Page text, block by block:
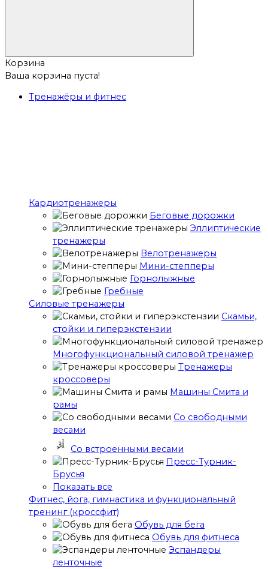
Корзина
Ваша корзина пуста!
Тренажёры и фитнес
Кардиотренажеры
Беговые дорожки
Эллиптические
тренажеры
Велотренажеры
Мини-степперы
Горнолыжные
Гребные
Cиловые тренажеры
Скамьи,
стойки и гиперэкстензии
Многофункциональный силовой тренажер
Тренажеры
кроссоверы
Машины Смита и
рамы
Со свободными
весами
Со встроенными весами
Пресс-Турник-
Брусья
Показать все
Фитнес, йога, гимнастика и функциональный
тренинг (кроссфит)
Обувь для бега
Обувь для фитнеса
Эспандеры
ленточные